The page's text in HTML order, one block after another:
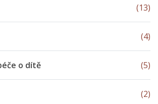
(13)
(4)
o dítě (5)
(2)